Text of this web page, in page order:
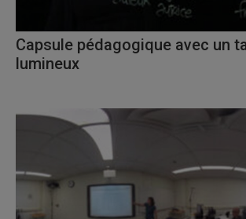
Capsule pédagogique avec un
lumineux